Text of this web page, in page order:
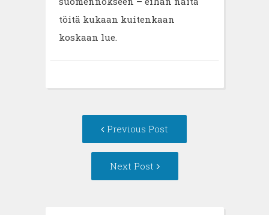
töitä kukaan kuitenkaan
koskaan lue.
navigationPrevious Post
Next Post